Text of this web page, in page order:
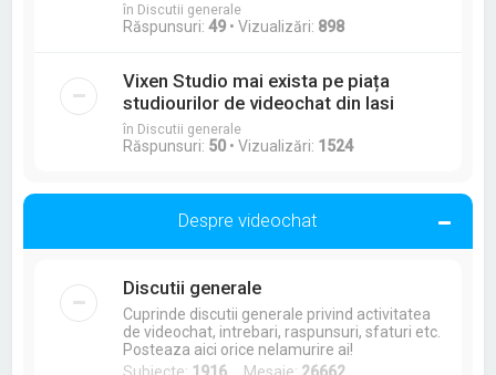
în Discutii generale
Răspunsuri:49 • Vizualizări: 898
Vixen Studio mai exista pe piața
studiourilor de videochat din Iasi
în Discutii generale
Răspunsuri: 50 • Vizualizări: 1524
Despre videochat
Discutii generale
Cuprinde discutii generale privind activitatea
de videochat, intrebari, raspunsuri, sfaturi etc.
Posteaza aici orice nelamurire ai!